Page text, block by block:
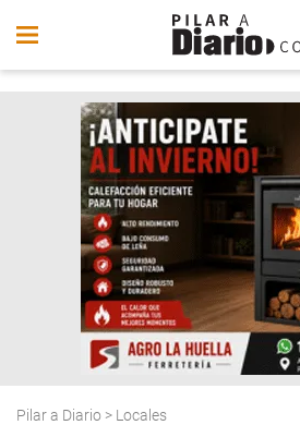
Pilar a Diario > Locales